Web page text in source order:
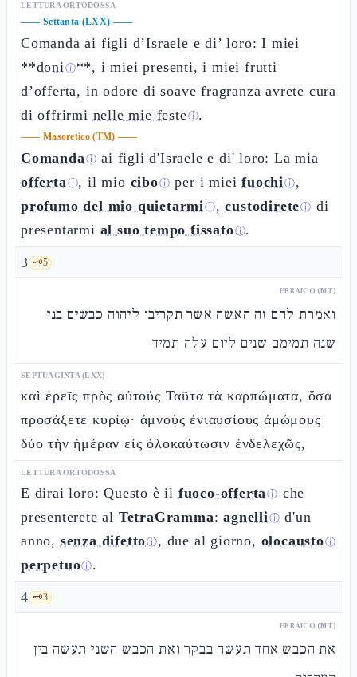
LETTURA ORTODOSSA
—— Settanta (LXX) ——
Comanda ai figli d’Israele e di’ loro: I miei
**doniⓘ**, i miei presenti, i miei frutti
d’offerta, in odore di soave fragranza avrete cura
di offrirmi nelle mie festeⓘ.
—— Masoretico (TM) ——
Comandaⓘ ai figli d'Israele e di' loro: La mia
offertaⓘ, il mio ciboⓘ per i mieifuochiⓘ,
profumo del mio quietarmiⓘ,custodireteⓘ di
presentarmi al suo tempo fissatoⓘ.
3 🗝️5
EBRAICO (MT)
ואמרת להם זה האשה אשר תקריבו ליהוה כבשים בני
שנה תמימם שנים ליום עלה תמיד
SEPTUAGINTA (LXX)
καὶ ἐρεῖς πρὸς αὐτούς Ταῦτα τὰ καρπώματα, ὅσα
προσάξετε κυρίῳ· ἀμνοὺς ἐνιαυσίους ἀμώμους
δύο τὴν ἡμέραν εἰς ὁλοκαύτωσιν ἐνδελεχῶς,
LETTURA ORTODOSSA
E dirai loro: Questo è il fuoco-offertaⓘ che
presenterete al TetraGramma:agnelliⓘ d'un
anno, senza difettoⓘ, due al giorno, olocaustoⓘ
perpetuoⓘ.
4 🗝️3
EBRAICO (MT)
את הכבש אחד תעשה בבקר ואת הכבש השני תעשה בין